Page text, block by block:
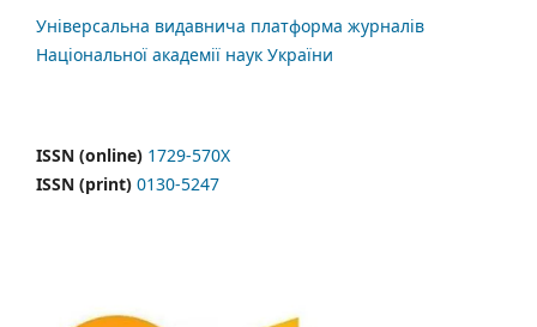
Універсальна видавнича платформа журналів
Національної академії наук України
ISSN (online) 1729-570X
ISSN (print) 0130-5247